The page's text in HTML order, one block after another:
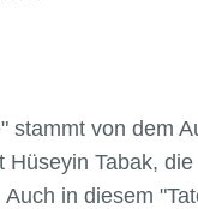
stammt von dem
Hüseyin Tabak, die
in diesem